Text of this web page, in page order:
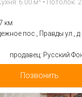
6.00 м
• Потолок:
км
пос., Правды ул., д
продавец: Русский
Позвонить